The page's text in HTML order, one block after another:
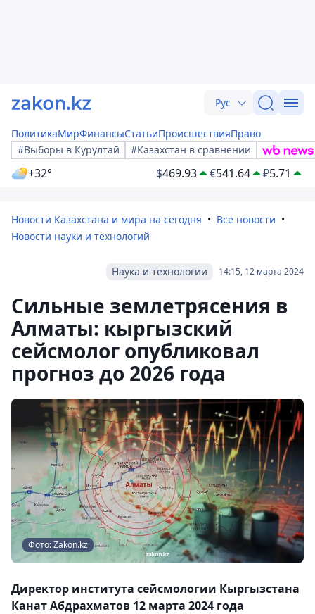
Рус
ПолитикаМирФинансыСтатьиПроисшествияПраво
#Выборы в Курултай
#Казахстан в сравнении
+32° $469.93 €541.64 ₽5.71
Новости Казахстана и мира на сегодня
Все новости
Новости науки и технологий
14:15, 12 марта 2024
Наука и технологии
Сильные землетрясения в
Алматы: кыргызский
сейсмолог опубликовал
прогноз до 2026 года
Фото: Zakon.kz
Директор института сейсмологии Кыргызстана
Канат Абдрахматов 12 марта 2024 года